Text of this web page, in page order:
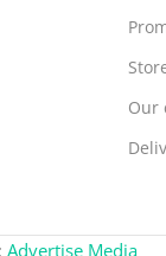
Our
Advertise Media